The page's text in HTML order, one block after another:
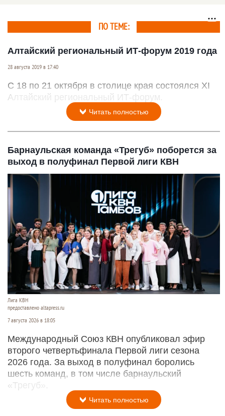
потенциал»
ПО ТЕМЕ:
Алтайский региональный ИТ-форум 2019 года
28 августа 2019 в 17:40
С 18 по 21 октября в столице края состоялся XI
Алтайский региональный ИТ-форум.
Читать полностью
Барнаульская команда «Трегуб» поборется за
выход в полуфинал Первой лиги КВН
Лига КВН
предоставлено altapress.ru
7 августа 2026 в 18:05
Международный Союз КВН опубликовал эфир
второго четвертьфинала Первой лиги сезона
2026 года. За выход в полуфинал боролись
шесть команд, в том числе барнаульский
«Трегуб».
Читать полностью